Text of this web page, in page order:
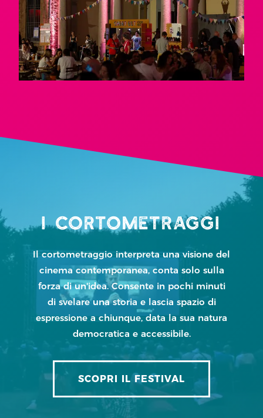
I CORTOMETRAGGI
Il cortometraggio interpreta una visione del
cinema contemporanea, conta solo sulla
forza di un'idea. Consente in pochi minuti
di svelare una storia e lascia spazio di
espressione a chiunque, data la sua natura
democratica e accessibile.
SCOPRI IL FESTIVAL